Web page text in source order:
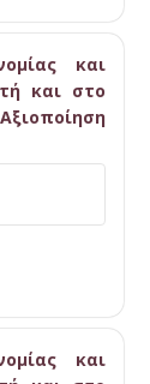
και
και στο
και